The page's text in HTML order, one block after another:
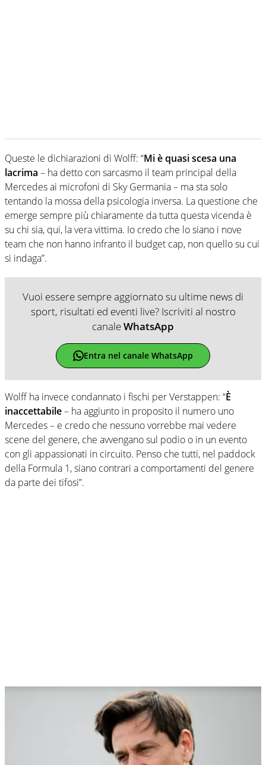
Queste le dichiarazioni di Wolff: “Mi è quasi scesa una
lacrima – ha detto con sarcasmo il team principal della
Mercedes ai microfoni di Sky Germania – ma sta solo
tentando la mossa della psicologia inversa. La questione che
emerge sempre più chiaramente da tutta questa vicenda è
su chi sia, qui, la vera vittima. Io credo che lo siano i nove
team che non hanno infranto il budget cap, non quello su cui
si indaga”.
Vuoi essere sempre aggiornato su ultime news di
sport, risultati ed eventi live? Iscriviti al nostro
canaleWhatsApp
Entra nel canale WhatsApp
Wolff ha invece condannato i fischi per Verstappen: “È
inaccettabile– ha aggiunto in proposito il numero uno
Mercedes – e credo che nessuno vorrebbe mai vedere
scene del genere, che avvengano sul podio o in un evento
con gli appassionati in circuito. Penso che tutti, nel paddock
della Formula 1, siano contrari a comportamenti del genere
da parte dei tifosi”.